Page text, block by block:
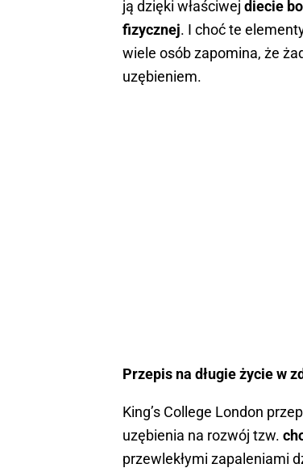
ją dzięki właściwej diecie
fizycznej. I choć te
wiele osób zapomina, że
uzębieniem.
Przepis na długie życie w
King’s College London
uzębienia na rozwój tzw.
przewlekłymi zapaleniami